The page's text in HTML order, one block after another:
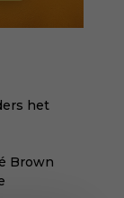
het
Brown